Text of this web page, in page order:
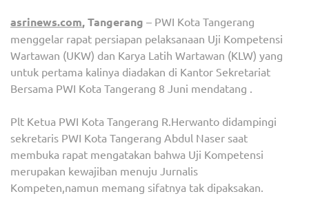
asrinews.com, Tangerang – PWI Kota Tangerang
menggelar rapat persiapan pelaksanaan Uji Kompetensi
Wartawan (UKW) dan Karya Latih Wartawan (KLW) yang
untuk pertama kalinya diadakan di Kantor Sekretariat
Bersama PWI Kota Tangerang 8 Juni mendatang .
Plt Ketua PWI Kota Tangerang R.Herwanto didampingi
sekretaris PWI Kota Tangerang Abdul Naser saat
membuka rapat mengatakan bahwa Uji Kompetensi
merupakan kewajiban menuju Jurnalis
Kompeten,namun memang sifatnya tak dipaksakan.